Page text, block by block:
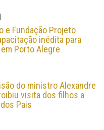
e Fundação Projeto
inédita para
Porto Alegre
do ministro Alexandre
visita dos filhos a
Pais